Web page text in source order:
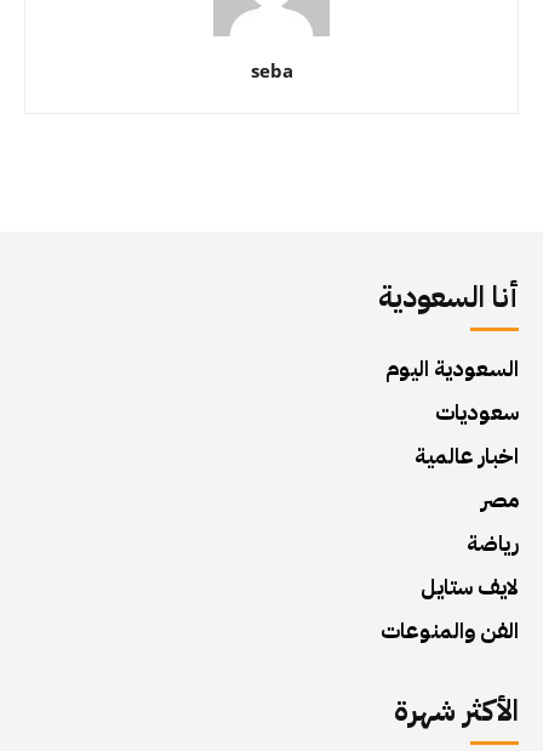
seba
أنا السعودية
السعودية اليوم
سعوديات
اخبار عالمية
مصر
رياضة
لايف ستايل
الفن والمنوعات
الأكثر شهرة